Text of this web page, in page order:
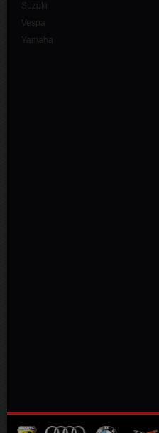
Suzuki
Vespa
Yamaha